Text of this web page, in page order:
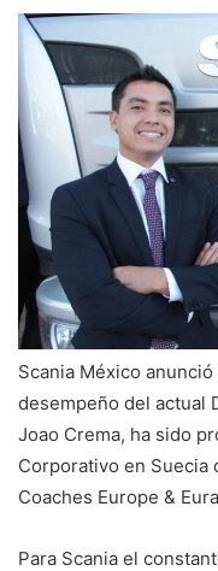
Scania México
desempeño del actual
Joao Crema, ha sido
Corporativo en Suecia
Coaches Europe &
Para Scania el